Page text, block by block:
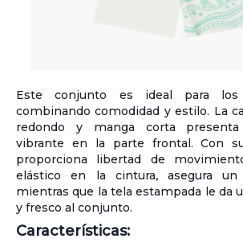
Este conjunto es ideal para
combinando comodidad y estilo. La
redondo y manga corta
vibrante en la parte frontal. Con
proporciona libertad de
elástico en la cintura, asegura un
mientras que la tela estampada le da
y fresco al conjunto.
Características: